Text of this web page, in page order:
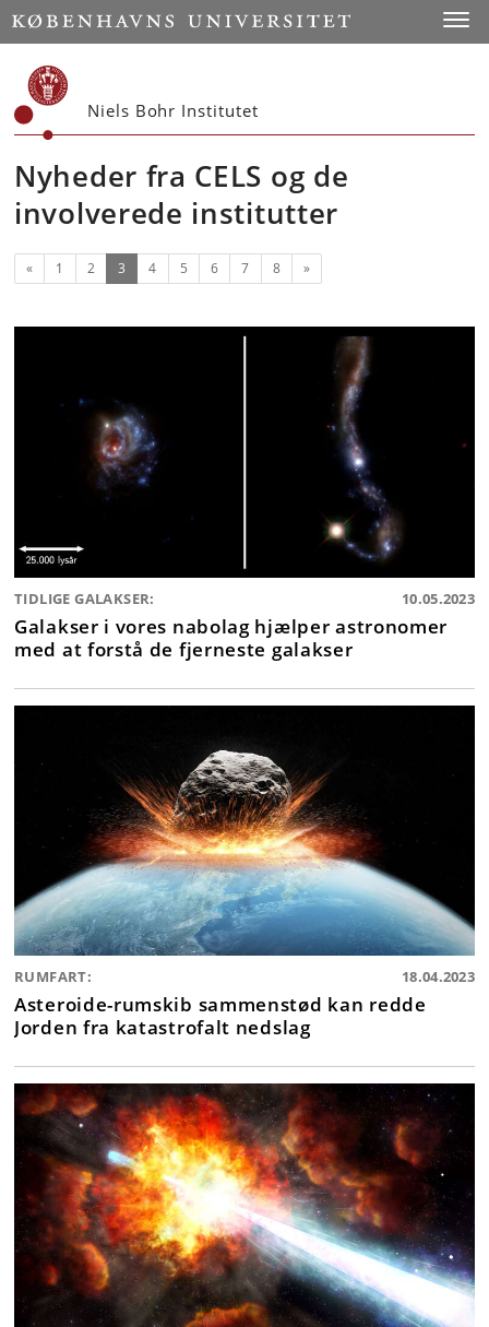
Start
Niels Bohr Institutet
Nyheder fra CELS og de
involverede institutter
Forrige
« 1 2 3 (nuværende)
4 5 6 7 8 Næste
»
TIDLIGE GALAKSER: 10.05.2023
Galakser i vores nabolag hjælper astronomer
med at forstå de fjerneste galakser
RUMFART: 18.04.2023
Asteroide-rumskib sammenstød kan redde
Jorden fra katastrofalt nedslag